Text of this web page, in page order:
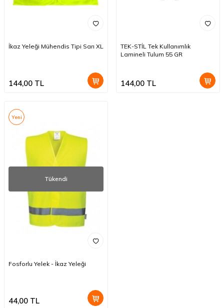
İkaz Yeleği Mühendis Tipi Sarı XL
144,00 TL
TEK-STİL Tek Kullanımlık
Lamineli Tulum 55 GR
144,00 TL
Yeni
Tükendi
Fosforlu Yelek - İkaz Yeleği
44,00 TL